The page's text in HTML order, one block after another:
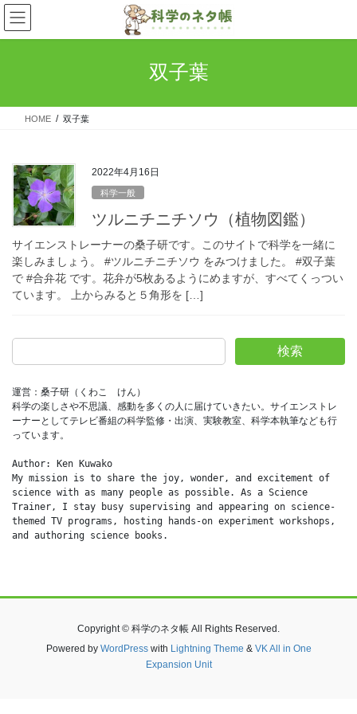
コ
ン
テ
ス
ナ
ビ
ゲ
ン
双子葉
HOME 双子葉
2022年4月16日
科学一般
ツルニチニチソウ（植物図鑑）
サイエンストレーナーの桑子研です。このサイトで科学を一緒に
楽しみましょう。 #ツルニチニチソウ をみつけました。 #双子葉
で #合弁花 です。花弁が5枚あるようにめますが、すべてくっつい
ています。 上からみると５角形を […]
検索
運営：桑子研（くわこ　けん）
科学の楽しさや不思議、感動を多くの人に届けていきたい。サイエンストレ
ーナーとしてテレビ番組の科学監修・出演、実験教室、科学本執筆なども行
っています。
Author: Ken Kuwako
My mission is to share the joy, wonder, and excitement of
science with as many people as possible. As a Science
Trainer, I stay busy supervising and appearing on science-
themed TV programs, hosting hands-on experiment workshops,
and authoring science books.
Copyright © 科学のネタ帳 All Rights Reserved.
Powered by WordPresswith Lightning Theme & VK All in One
Expansion Unit